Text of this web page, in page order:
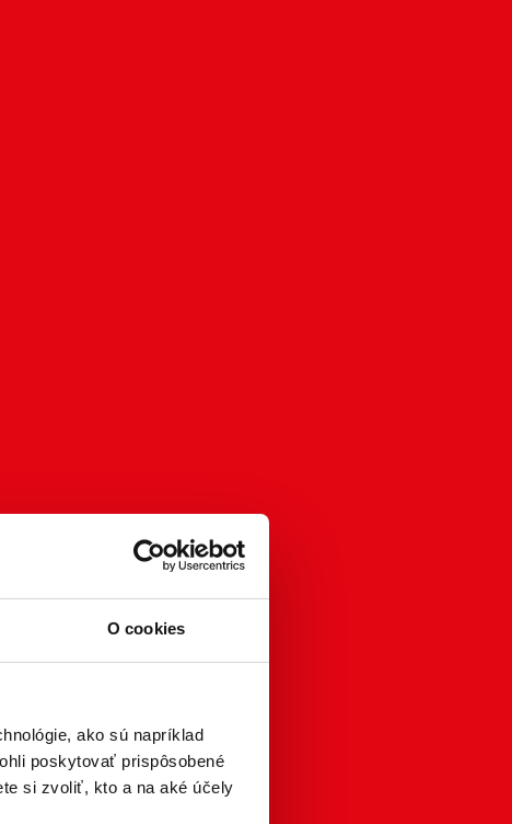
O cookies
ako sú napríklad
poskytovať prispôsobené
si zvoliť, kto a na aké účely